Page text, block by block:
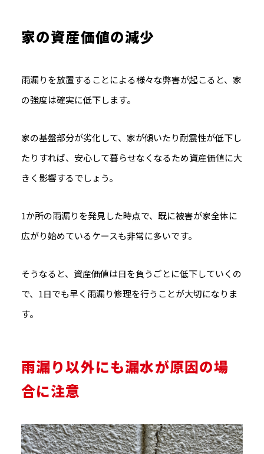
家の資産価値の減少
雨漏りを放置することによる様々な弊害が起こると、家
の強度は確実に低下します。
家の基盤部分が劣化して、家が傾いたり耐震性が低下し
たりすれば、安心して暮らせなくなるため資産価値に大
きく影響するでしょう。
1か所の雨漏りを発見した時点で、既に被害が家全体に
広がり始めているケースも非常に多いです。
そうなると、資産価値は日を負うごとに低下していくの
で、1日でも早く雨漏り修理を行うことが大切になりま
す。
雨漏り以外にも漏水が原因の場
合に注意